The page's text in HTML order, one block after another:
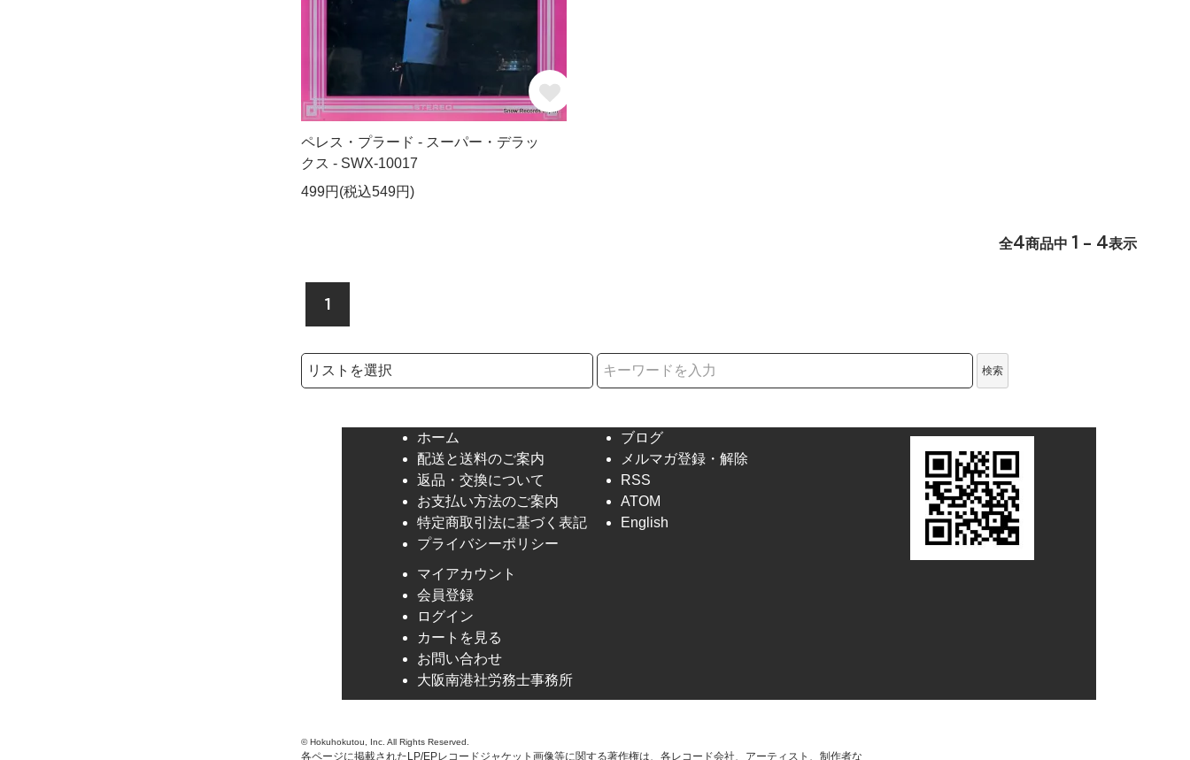
ペレス・プラード - スーパー・デラッ
クス - SWX-10017
499円(税込549円)
全4商品中 1 - 4表示
1
検索リストの選択
検索
ホーム
配送と送料のご案内
返品・交換について
お支払い方法のご案内
特定商取引法に基づく表記
プライバシーポリシー
ブログ
メルマガ登録・解除
RSS
ATOM
English
マイアカウント
会員登録
ログイン
カートを見る
お問い合わせ
大阪南港社労務士事務所
© Hokuhokutou, Inc. All Rights Reserved.
各ページに掲載されたLP/EPレコードジャケット画像等に関する著作権は、各レコード会社、アーティスト、制作者な